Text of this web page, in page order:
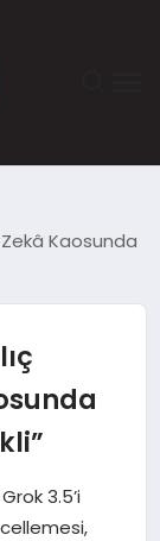
Zekâ Kaosunda
3.5’i